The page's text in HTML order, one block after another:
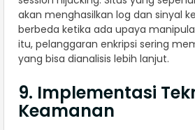
akan menghasilkan log dan sinyal
berbeda ketika ada upaya
itu, pelanggaran enkripsi sering
yang bisa dianalisis lebih lanjut.
9. Implementasi
Keamanan